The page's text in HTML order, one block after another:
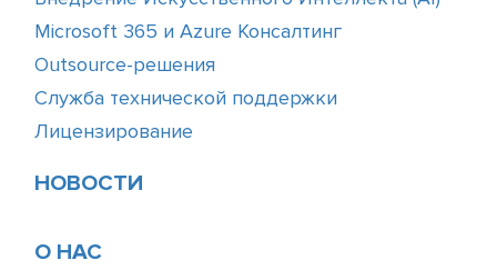
Microsoft 365 и Azure Консалтинг
Outsource-решения
Служба технической поддержки
Лицензирование
НОВОСТИ
О НАС